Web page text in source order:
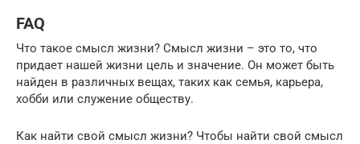
FAQ
Что такое смысл жизни? Смысл жизни – это то, что
придает нашей жизни цель и значение. Он может быть
найден в различных вещах, таких как семья, карьера,
хобби или служение обществу.
Как найти свой смысл жизни? Чтобы найти свой смысл